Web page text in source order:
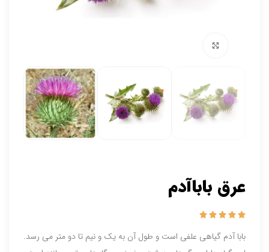
عرق باباآدم





بابا آدم گیاهی علفی است و طول آن به یک و نیم تا دو متر می رسد.